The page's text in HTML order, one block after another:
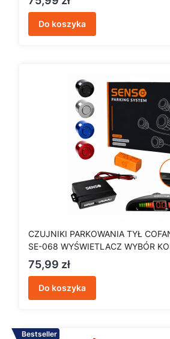
Do koszyka
CZUJNIKI PARKOWANIA TYŁ
SE-068 WYŚWIETLACZ WYBÓR
Cena
75,99 zł
Do koszyka
Bestseller